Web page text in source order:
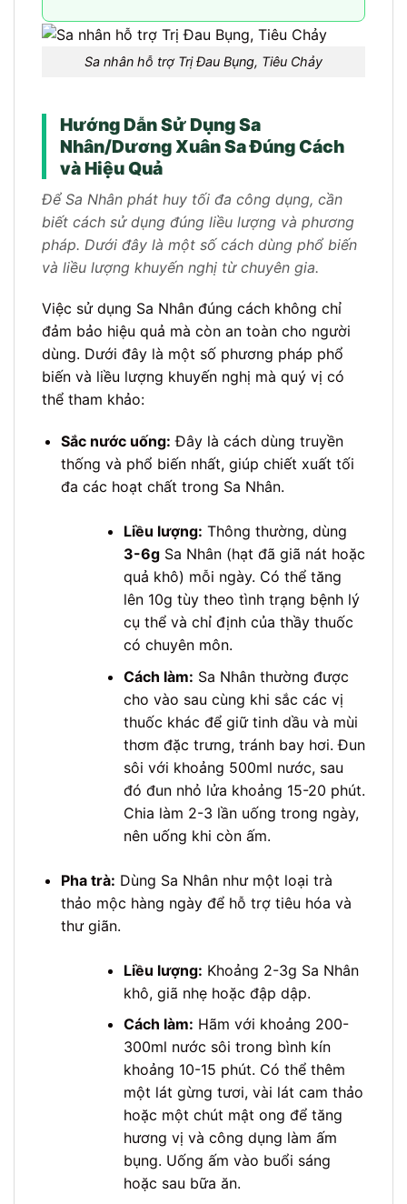
Sa nhân hỗ trợ Trị Đau Bụng, Tiêu Chảy
Hướng Dẫn Sử Dụng Sa
Nhân/Dương Xuân Sa Đúng Cách
và Hiệu Quả
Để Sa Nhân phát huy tối đa công dụng, cần
biết cách sử dụng đúng liều lượng và phương
pháp. Dưới đây là một số cách dùng phổ biến
và liều lượng khuyến nghị từ chuyên gia.
Việc sử dụng Sa Nhân đúng cách không chỉ
đảm bảo hiệu quả mà còn an toàn cho người
dùng. Dưới đây là một số phương pháp phổ
biến và liều lượng khuyến nghị mà quý vị có
thể tham khảo:
Sắc nước uống: Đây là cách dùng truyền
thống và phổ biến nhất, giúp chiết xuất tối
đa các hoạt chất trong Sa Nhân.
Liều lượng: Thông thường, dùng
3-6gSa Nhân (hạt đã giã nát hoặc
quả khô) mỗi ngày. Có thể tăng
lên 10g tùy theo tình trạng bệnh lý
cụ thể và chỉ định của thầy thuốc
có chuyên môn.
Cách làm: Sa Nhân thường được
cho vào sau cùng khi sắc các vị
thuốc khác để giữ tinh dầu và mùi
thơm đặc trưng, tránh bay hơi. Đun
sôi với khoảng 500ml nước, sau
đó đun nhỏ lửa khoảng 15-20 phút.
Chia làm 2-3 lần uống trong ngày,
nên uống khi còn ấm.
Pha trà: Dùng Sa Nhân như một loại trà
thảo mộc hàng ngày để hỗ trợ tiêu hóa và
thư giãn.
Liều lượng: Khoảng 2-3g Sa Nhân
khô, giã nhẹ hoặc đập dập.
Cách làm: Hãm với khoảng 200-
300ml nước sôi trong bình kín
khoảng 10-15 phút. Có thể thêm
một lát gừng tươi, vài lát cam thảo
hoặc một chút mật ong để tăng
hương vị và công dụng làm ấm
bụng. Uống ấm vào buổi sáng
hoặc sau bữa ăn.